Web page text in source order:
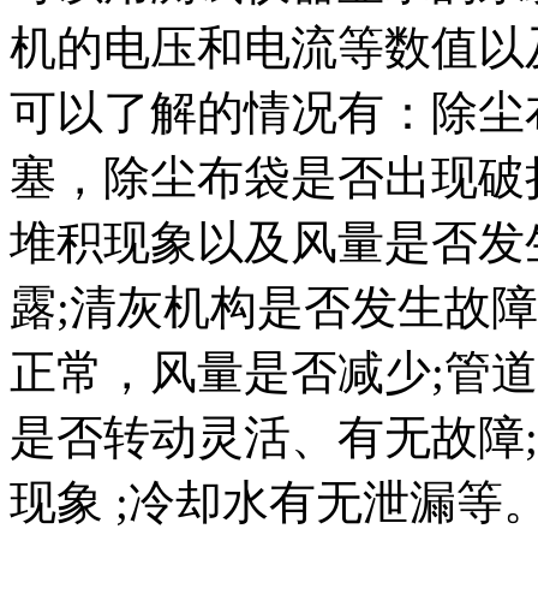
机的电压和电流等数值
可以了解的情况有：除
塞，除尘布袋是否出现
堆积现象以及风量是否
露;清灰机构是否发生故
正常，风量是否减少;管
是否转动灵活、有无故
现象 ;冷却水有无泄漏等